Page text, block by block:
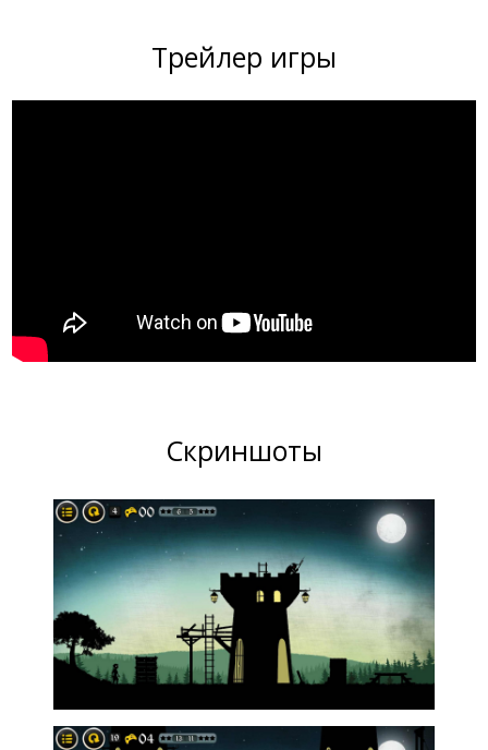
Трейлер игры
Скриншоты